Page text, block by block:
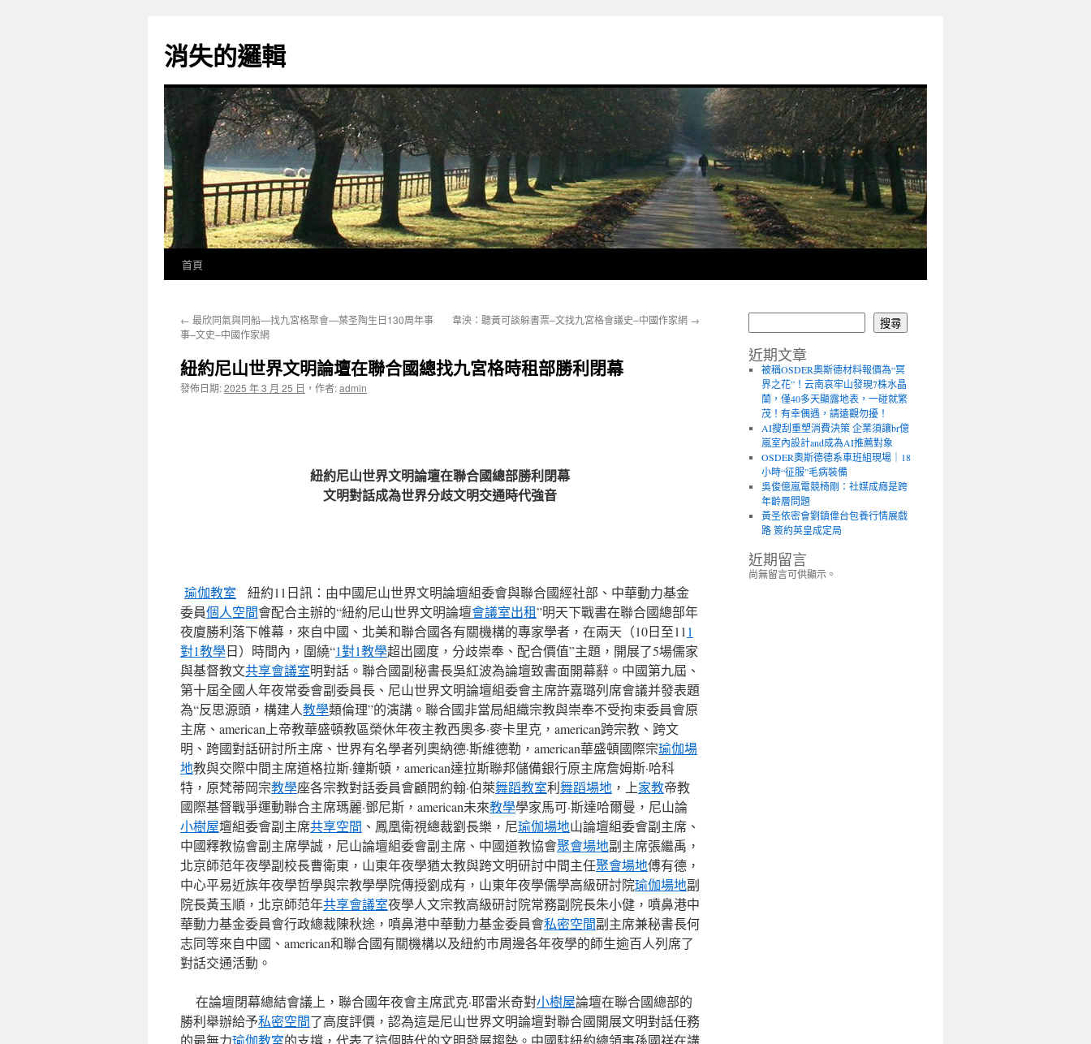
主
要
消失的邏輯
首頁
← 最欣同氣與同船—找九宮格聚會—葉圣陶生日130周年事
事–文史–中國作家網
韋泱：聽黃可談躲書票–文找九宮格會議史–中國作家網 →
紐約尼山世界文明論壇在聯合國總找九宮格時租部勝利閉幕
發佈日期:2025 年 3 月 25 日 ， 作者:admin
紐約尼山世界文明論壇在聯合國總部勝利閉幕
文明對話成為世界分歧文明交通時代強音
瑜伽教室 紐約11日訊：由中國尼山世界文明論壇組委會與聯合國經社部、中華動力基金
委員個人空間會配合主辦的“紐約尼山世界文明論壇會議室出租”明天下戰書在聯合國總部年
夜廈勝利落下帷幕，來自中國、北美和聯合國各有關機構的專家學者，在兩天（10日至11 1
對1教學日）時間內，圍繞“1對1教學超出國度，分歧崇奉、配合價值”主題，開展了5場儒家
與基督教文共享會議室明對話。聯合國副秘書長吳紅波為論壇致書面開幕辭。中國第九屆、
第十屆全國人年夜常委會副委員長、尼山世界文明論壇組委會主席許嘉璐列席會議并發表題
為“反思源頭，構建人教學類倫理”的演講。聯合國非當局組織宗教與崇奉不受拘束委員會原
主席、american上帝教華盛頓教區榮休年夜主教西奧多·麥卡里克，american跨宗教、跨文
明、跨國對話研討所主席、世界有名學者列奧納德·斯維德勒，american華盛頓國際宗瑜伽場
地教與交際中間主席道格拉斯·鐘斯頓，american達拉斯聯邦儲備銀行原主席詹姆斯·哈科
特，原梵蒂岡宗教學座各宗教對話委員會顧問約翰·伯萊舞蹈教室利舞蹈場地 ，上家教帝教
國際基督戰爭運動聯合主席瑪麗·鄧尼斯，american未來教學學家馬可·斯達哈爾曼，尼山論
小樹屋壇組委會副主席共享空間 、鳳凰衛視總裁劉長樂，尼瑜伽場地山論壇組委會副主席、
中國釋教協會副主席學誠，尼山論壇組委會副主席、中國道教協會聚會場地副主席張繼禹，
北京師范年夜學副校長曹衛東，山東年夜學猶太教與跨文明研討中間主任聚會場地傅有德，
中心平易近族年夜學哲學與宗教學學院傳授劉成有，山東年夜學儒學高級研討院瑜伽場地副
院長黃玉順，北京師范年共享會議室夜學人文宗教高級研討院常務副院長朱小健，噴鼻港中
華動力基金委員會行政總裁陳秋途，噴鼻港中華動力基金委員會私密空間副主席兼秘書長何
志同等來自中國、american和聯合國有關機構以及紐約市周邊各年夜學的師生逾百人列席了
對話交通活動。
在論壇閉幕總結會議上，聯合國年夜會主席武克·耶雷米奇對小樹屋論壇在聯合國總部的
勝利舉辦給予私密空間了高度評價，認為這是尼山世界文明論壇對聯合國開展文明對話任務
的最無力瑜伽教室的支撐，代表了這個時代的文明發展趨勢。中國駐紐約總領事孫國祥在講
搜尋
近期文章
被稱OSDER奧斯德材料報價為“冥
界之花”！云南哀牢山發現7株水晶
蘭，僅40多天顯露地表，一碰就繁
茂！有幸偶遇，請遠觀勿擾！
AI搜刮重塑消費決策 企業須讓br億
嵐室內設計and成為AI推薦對象
OSDER奧斯德德系車班組現場｜18
小時“征服”毛病裝備
吳俊億嵐電競椅剛：社媒成癮是跨
年齡層問題
黃圣依密會劉鎮偉台包養行情展戲
路 簽約英皇成定局
近期留言
尚無留言可供顯示。